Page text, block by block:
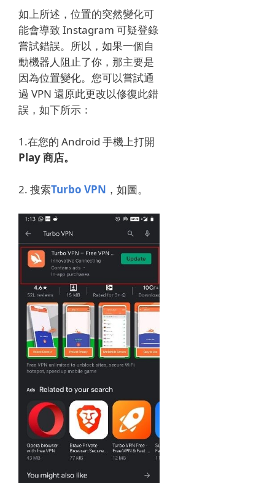
如上所述，位置的突然變化可
能會導致 Instagram 可疑登錄
嘗試錯誤。 所以，如果一個自
動機器人阻止了你，那主要是
因為位置變化。 您可以嘗試通
過 VPN 還原此更改以修復此錯
誤，如下所示：
1.在您的 Android 手機上打開
Play 商店。
2. 搜索Turbo VPN ，如圖。